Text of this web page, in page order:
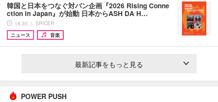
韓国と日本をつなぐ対バン企画『2026 Rising Conne
ction in Japan』が始動 日本からASH DA H…
14:30 ｜ SPICER
ニュース
音楽
最新記事をもっと見る
POWER PUSH